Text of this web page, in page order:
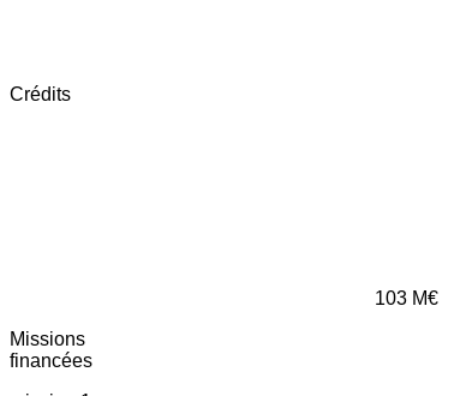
Crédits
103 M€
Missions
financées